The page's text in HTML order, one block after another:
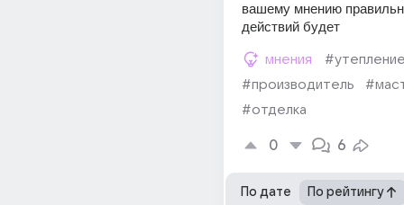
вашему мнению
действий будет
мнения
#производитель
#отделка
0 6
По дате По рейтингу